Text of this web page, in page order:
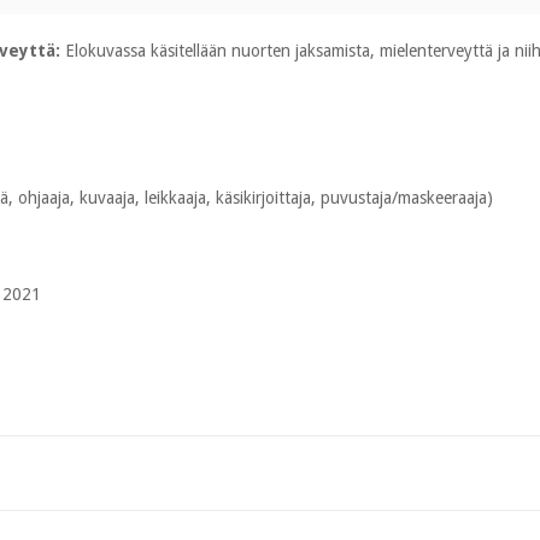
Elokuvassa käsitellään nuorten jaksamista, mielenterveyttä ja
ohjaaja, kuvaaja, leikkaaja, käsikirjoittaja, puvustaja/maskeeraaja)